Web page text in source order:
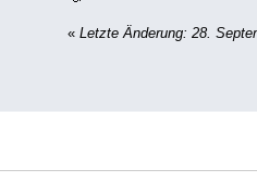
« Letzte Änderung: 28.